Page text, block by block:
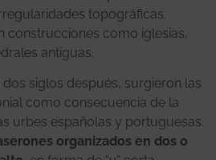
topográficas.
construcciones como iglesias,
antiguas.
dos siglos después, surgieron las
como consecuencia de la
urbes españolas y portuguesas.
organizados en dos o